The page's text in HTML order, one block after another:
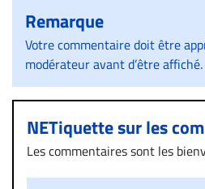
Remarque
Votre commentaire doit être
modérateur avant d’être affiché.
NETiquette sur les
Les commentaires sont les